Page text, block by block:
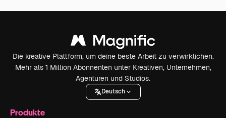
Die kreative Plattform, um deine beste Arbeit zu verwirklichen.
Mehr als 1 Million Abonnenten unter Kreativen, Unternehmen,
Agenturen und Studios.
Deutsch
Produkte